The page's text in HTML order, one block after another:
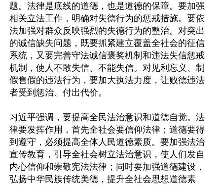
题。法律是底线的道德，也是道德的保障。要加强
相关立法工作，明确对失德行为的惩戒措施。要依
法加强对群众反映强烈的失德行为的整治。对突出
的诚信缺失问题，既要抓紧建立覆盖全社会的征信
系统，又要完善守法诚信褒奖机制和违法失信惩戒
机制，使人不敢失信、不能失信。对见利忘义、制
假售假的违法行为，要加大执法力度，让败德违法
者受到惩治、付出代价。
习近平强调，要提高全民法治意识和道德自觉。法
律要发挥作用，首先全社会要信仰法律；道德要得
到遵守，必须提高全体人民道德素质。要加强法治
宣传教育，引导全社会树立法治意识，使人们发自
内心信仰和崇敬宪法法律；同时要加强道德建设，
弘扬中华民族传统美德，提升全社会思想道德素